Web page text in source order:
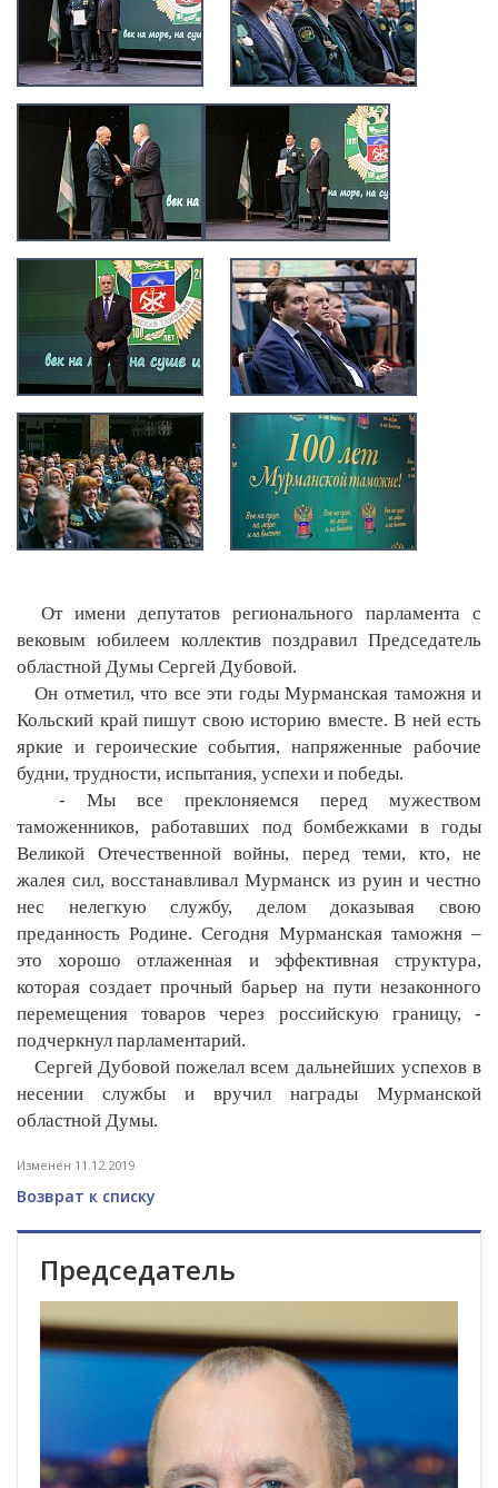
От имени депутатов регионального парламента с
вековым юбилеем коллектив поздравил Председатель
областной Думы Сергей Дубовой.
Он отметил, что все эти годы Мурманская таможня и
Кольский край пишут свою историю вместе. В ней есть
яркие и героические события, напряженные рабочие
будни, трудности, испытания, успехи и победы.
- Мы все преклоняемся перед мужеством
таможенников, работавших под бомбежками в годы
Великой Отечественной войны, перед теми, кто, не
жалея сил, восстанавливал Мурманск из руин и честно
нес нелегкую службу, делом доказывая свою
преданность Родине. Сегодня Мурманская таможня –
это хорошо отлаженная и эффективная структура,
которая создает прочный барьер на пути незаконного
перемещения товаров через российскую границу, -
подчеркнул парламентарий.
Сергей Дубовой пожелал всем дальнейших успехов в
несении службы и вручил награды Мурманской
областной Думы.
Изменен 11.12.2019
Возврат к списку
Председатель